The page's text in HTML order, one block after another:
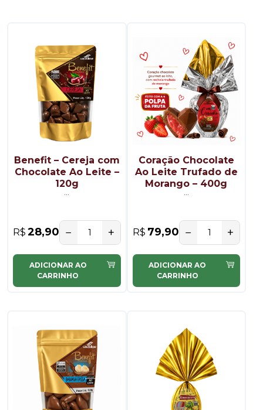
Benefit – Cereja com
Chocolate Ao Leite –
120g
R$ 28,90 − +
ADICIONAR AO
CARRINHO
Coração Chocolate
Ao Leite Trufado de
Morango – 400g
R$ 79,90 − +
ADICIONAR AO
CARRINHO